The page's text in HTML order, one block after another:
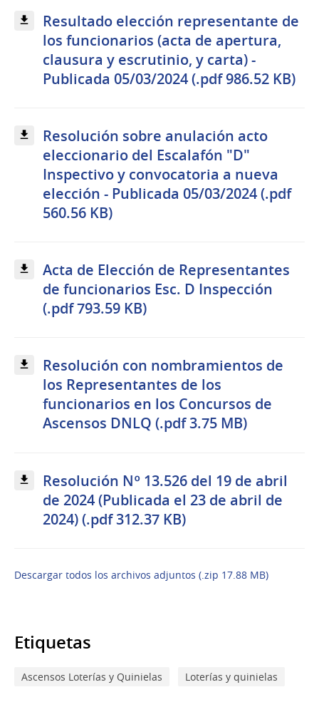
Resultado elección representante de
los funcionarios (acta de apertura,
clausura y escrutinio, y carta) -
Publicada 05/03/2024 (.pdf 986.52 KB)
Resolución sobre anulación acto
eleccionario del Escalafón "D"
Inspectivo y convocatoria a nueva
elección - Publicada 05/03/2024 (.pdf
560.56 KB)
Acta de Elección de Representantes
de funcionarios Esc. D Inspección
(.pdf 793.59 KB)
Resolución con nombramientos de
los Representantes de los
funcionarios en los Concursos de
Ascensos DNLQ (.pdf 3.75 MB)
Resolución Nº 13.526 del 19 de abril
de 2024 (Publicada el 23 de abril de
2024) (.pdf 312.37 KB)
Descargar todos los archivos adjuntos (.zip 17.88 MB)
Etiquetas
Ascensos Loterías y Quinielas Loterías y quinielas